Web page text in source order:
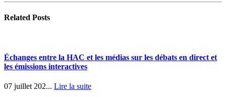
Related Posts
Échanges entre la HAC et les médias sur les débats en direct et
les émissions interactives
07 juillet 202... Lire la suite